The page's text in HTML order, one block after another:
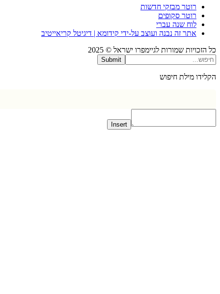
רוטר מבזקי חדשות
רוטר סקופים
לוח שנה עברי
אתר זה נבנה ועוצב על-ידי קידומא | דיגיטל קריאייטיב
שמורות לגיימפרו ישראל © 2025
Submit
מילת חיפוש
Insert